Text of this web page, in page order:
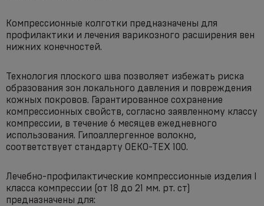
Компрессионные колготки предназначены для
профилактики и лечения варикозного расширения вен
нижних конечностей.
Технология плоского шва позволяет избежать риска
образования зон локального давления и повреждения
кожных покровов. Гарантированное сохранение
компрессионных свойств, согласно заявленному классу
компрессии, в течение 6 месяцев ежедневного
использования. Гипоаллергенное волокно,
соответствует стандарту OEKO-TEX 100.
Лечебно-профилактические компрессионные изделия I
класса компрессии (от 18 до 21 мм. рт. ст)
предназначены для: